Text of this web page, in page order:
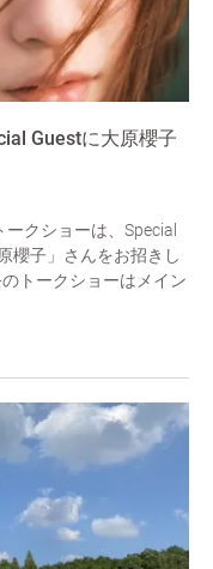
Guestに大原櫻子
クショーは、Special
櫻子」さんをお招きし
トークショーはメイン